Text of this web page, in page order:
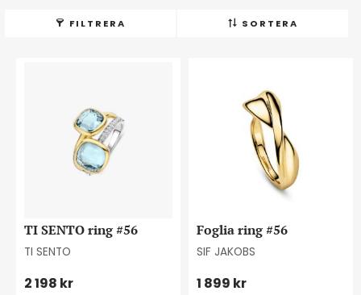
FILTRERA SORTERA
TI SENTO ring #56
TI SENTO
2 198 kr
Foglia ring #56
SIF JAKOBS
1 899 kr